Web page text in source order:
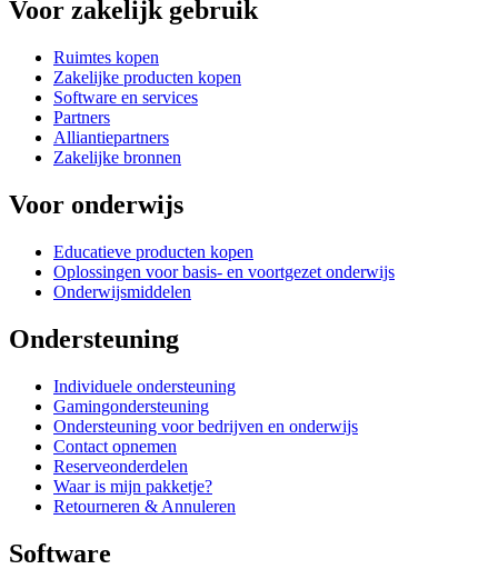
Voor zakelijk gebruik
Ruimtes kopen
Zakelijke producten kopen
Software en services
Partners
Alliantiepartners
Zakelijke bronnen
Voor onderwijs
Educatieve producten kopen
Oplossingen voor basis- en voortgezet onderwijs
Onderwijsmiddelen
Ondersteuning
Individuele ondersteuning
Gamingondersteuning
Ondersteuning voor bedrijven en onderwijs
Contact opnemen
Reserveonderdelen
Waar is mijn pakketje?
Retourneren & Annuleren
Software